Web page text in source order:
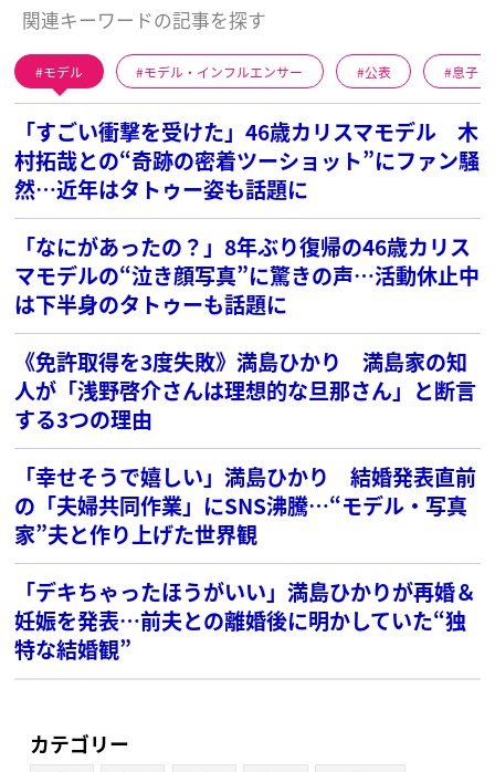
関連キーワードの記事を探す
モデル モデル・インフルエンサー 公表 息子
「すごい衝撃を受けた」46歳カリスマモデル 木
村拓哉との“奇跡の密着ツーショット”にファン騒
然…近年はタトゥー姿も話題に
「なにがあったの？」8年ぶり復帰の46歳カリス
マモデルの“泣き顔写真”に驚きの声…活動休止中
は下半身のタトゥーも話題に
《免許取得を3度失敗》満島ひかり 満島家の知
人が「浅野啓介さんは理想的な旦那さん」と断言
する3つの理由
「幸せそうで嬉しい」満島ひかり 結婚発表直前
の「夫婦共同作業」にSNS沸騰…“モデル・写真
家”夫と作り上げた世界観
「デキちゃったほうがいい」満島ひかりが再婚＆
妊娠を発表…前夫との離婚後に明かしていた“独
特な結婚観”
カテゴリー